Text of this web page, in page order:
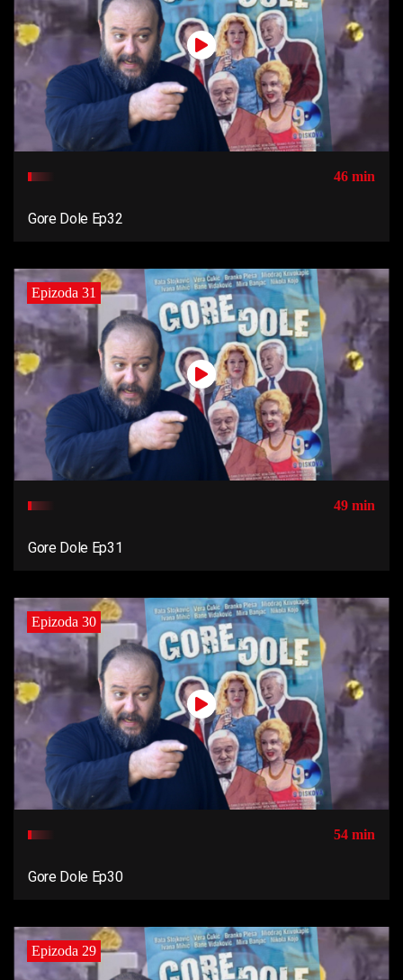
46 min
Gore Dole Ep32
Epizoda 31
49 min
Gore Dole Ep31
Epizoda 30
54 min
Gore Dole Ep30
Epizoda 29